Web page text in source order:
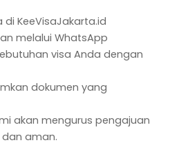
di KeeVisaJakarta.id
melalui WhatsApp
visa Anda dengan
dokumen yang
akan mengurus pengajuan
aman.